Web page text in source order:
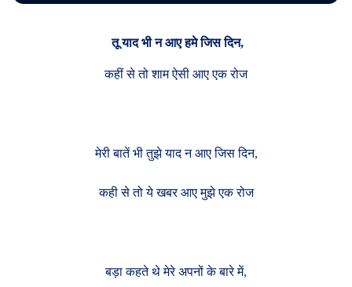
तू याद भी न आए हमे जिस दिन,
कहीं से तो शाम ऐसी आए एक रोज
मेरी बातें भी तुझे याद न आए जिस दिन,
कही से तो ये खबर आए मुझे एक रोज
बड़ा कहते थे मेरे अपनों के बारे में,